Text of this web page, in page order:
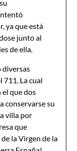
ya que está
junto al
de ella.
diversas
711. La cual
el que dos
conservarse su
villa por
que
la Virgen de la